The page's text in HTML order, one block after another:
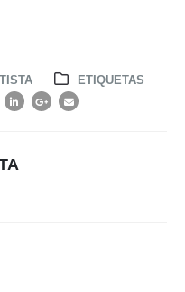
ETIQUETAS